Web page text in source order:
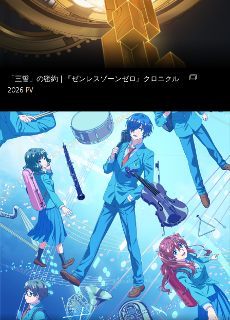
「三誓」の密約 | 『ゼンレスゾーンゼロ』クロニクル
2026 PV